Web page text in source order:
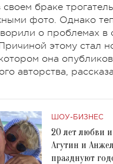
браке
фото. Однако
о проблемах в
этому стал
она
авторства,
ШОУ-БИЗНЕС
20 лет любви
Агутин и
празднуют